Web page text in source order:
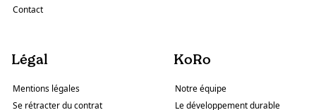
Contact
Légal
Mentions légales
Se rétracter du contrat
KoRo
Notre équipe
Le développement durable